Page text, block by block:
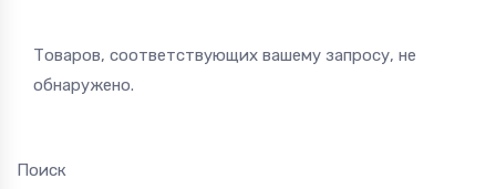
Поиск
Товаров, соответствующих вашему запросу, не
обнаружено.